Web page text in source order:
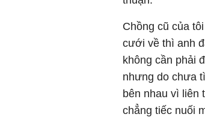
Chồng cũ của
cưới về thì anh
không cần phải
nhưng do chưa
bên nhau vì liên
chẳng tiếc nuối